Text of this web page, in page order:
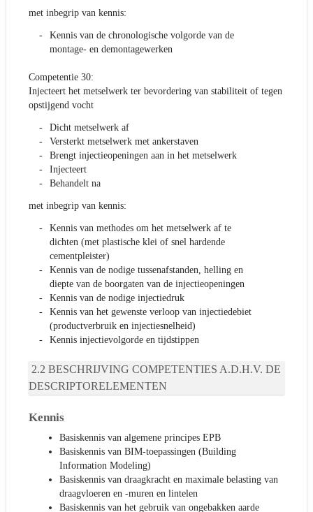
met inbegrip van kennis:
Kennis van de chronologische volgorde van de
montage- en demontagewerken
Competentie 30:
Injecteert het metselwerk ter bevordering van stabiliteit of tegen
opstijgend vocht
Dicht metselwerk af
Versterkt metselwerk met ankerstaven
Brengt injectieopeningen aan in het metselwerk
Injecteert
Behandelt na
met inbegrip van kennis:
Kennis van methodes om het metselwerk af te
dichten (met plastische klei of snel hardende
cementpleister)
Kennis van de nodige tussenafstanden, helling en
diepte van de boorgaten van de injectieopeningen
Kennis van de nodige injectiedruk
Kennis van het gewenste verloop van injectiedebiet
(productverbruik en injectiesnelheid)
Kennis injectievolgorde en tijdstippen
BESCHRIJVING COMPETENTIES A.D.H.V. DE
DESCRIPTORELEMENTEN
Kennis
Basiskennis van algemene principes EPB
Basiskennis van BIM-toepassingen (Building
Information Modeling)
Basiskennis van draagkracht en maximale belasting van
draagvloeren en -muren en lintelen
Basiskennis van het gebruik van ongebakken aarde